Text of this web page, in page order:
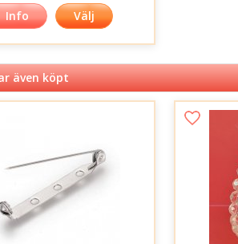
Info Välj
även köpt